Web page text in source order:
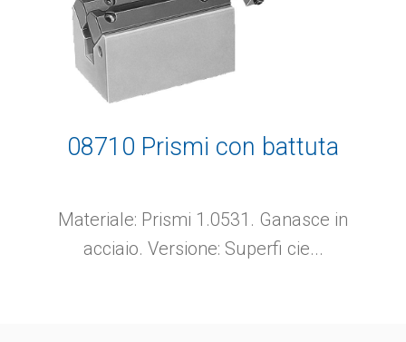
08710 Prismi con battuta
Materiale: Prismi 1.0531. Ganasce in
acciaio. Versione: Superfi cie...